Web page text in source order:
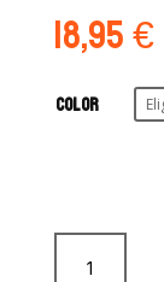
18,95€
COLOR
Square Paradise Prisma Makeup AQ ™ de Mehron cantidad